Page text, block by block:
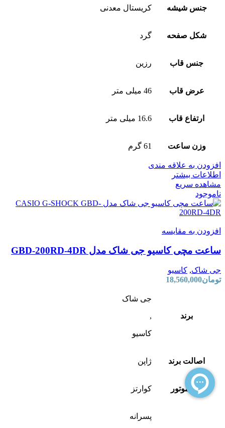
جنس شیشه کریستال معدنی
شکل صفحه گرد
جنس قاب رزین
عرض قاب 46 میلی متر
ارتفاع قاب 16.6 میلی متر
وزن ساعت 61 گرم
افزودن به علاقه مندی
اطلاعات بیشتر
مشاهده سریع
ناموجود
افزودن به مقایسه
ساعت مچی کاسیو جی شاک مدل GBD-200RD-4DR
جی شاک, کاسیو
تومان18,560,000
برند
جی شاک
,
کاسیو
اصالت برند ژاپن
نوع موتور کوارتز
پسرانه